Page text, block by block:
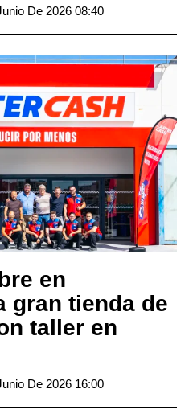
De 2026 08:40
en
gran tienda de
taller en
De 2026 16:00